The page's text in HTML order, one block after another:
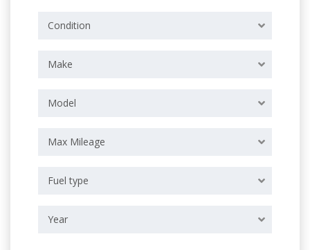
Condition
Make
Model
Max Mileage
Fuel type
Year